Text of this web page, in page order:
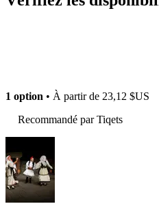
1 option • À partir de 23,12 $US
Recommandé par Tiqets